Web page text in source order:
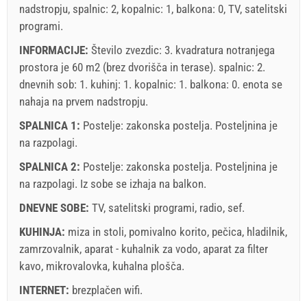
nadstropju, spalnic: 2, kopalnic: 1, balkona: 0, TV, satelitski
programi.
INFORMACIJE: Število zvezdic: 3. kvadratura notranjega
prostora je 60 m2 (brez dvorišča in terase). spalnic: 2.
dnevnih sob: 1. kuhinj: 1. kopalnic: 1. balkona: 0. enota se
nahaja na prvem nadstropju.
SPALNICA 1: Postelje: zakonska postelja. Posteljnina je
na razpolagi.
SPALNICA 2: Postelje: zakonska postelja. Posteljnina je
na razpolagi. Iz sobe se izhaja na balkon.
DNEVNE SOBE: TV, satelitski programi, radio, sef.
KUHINJA: miza in stoli, pomivalno korito, pečica, hladilnik,
zamrzovalnik, aparat - kuhalnik za vodo, aparat za filter
kavo, mikrovalovka, kuhalna plošča.
INTERNET: brezplačen wifi.